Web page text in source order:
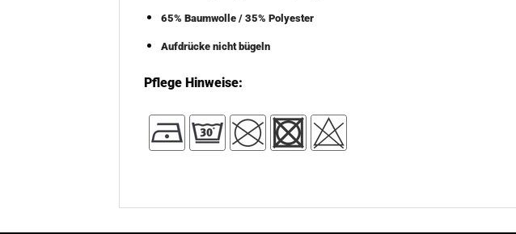
65% Baumwolle / 35% Polyester
Aufdrücke nicht bügeln
Pflege Hinweise: